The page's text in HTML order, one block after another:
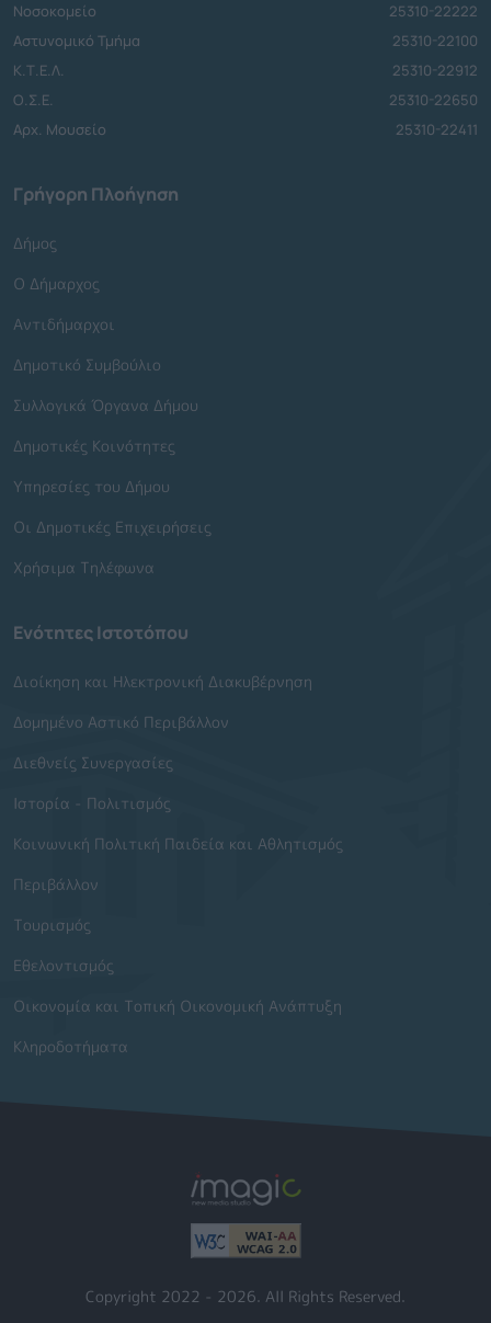
Νοσοκομείο
25310-22222
Αστυνομικό Τμήμα
25310-22100
Κ.Τ.Ε.Λ.
25310-22912
Ο.Σ.Ε.
25310-22650
Αρχ. Μουσείο
25310-22411
Γρήγορη Πλοήγηση
Δήμος
Ο Δήμαρχος
Αντιδήμαρχοι
Δημοτικό Συμβούλιο
Συλλογικά Όργανα Δήμου
Δημοτικές Κοινότητες
Υπηρεσίες του Δήμου
Οι Δημοτικές Επιχειρήσεις
Χρήσιμα Τηλέφωνα
Ενότητες Ιστοτόπου
Διοίκηση και Ηλεκτρονική Διακυβέρνηση
Δομημένο Αστικό Περιβάλλον
Διεθνείς Συνεργασίες
Ιστορία - Πολιτισμός
Κοινωνική Πολιτική Παιδεία και Αθλητισμός
Περιβάλλον
Τουρισμός
Εθελοντισμός
Οικονομία και Τοπική Οικονομική Ανάπτυξη
Κληροδοτήματα
Copyright 2022 - 2026. All Rights Reserved.